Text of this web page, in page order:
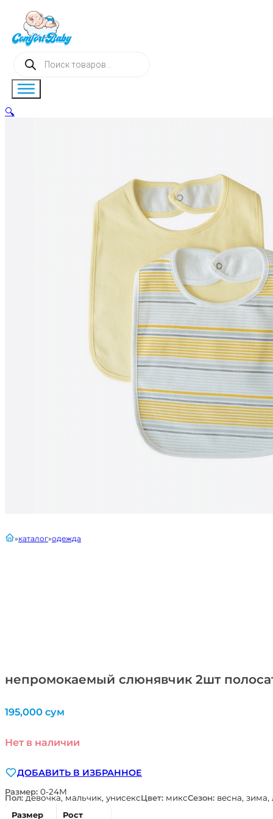
Поиск
товаров
непромокаемый слюнявчик 2шт
главнаякаталог одежда
195,000 сум
Нет в наличии
ДОБАВИТЬ В ИЗБРАННОЕ
Размер: 0-24М
Пол:девочка, мальчик, унисексЦвет: миксСезон: весна, зима,
Размер
Рост
🔍